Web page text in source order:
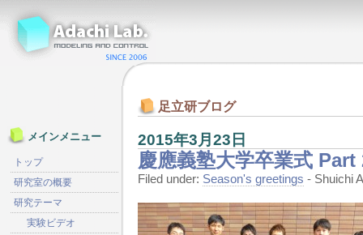
足立研ブログ
2015年3月23日
慶應義塾大学卒業式
Filed under: Season's greetings - Shuichi
メインメニュー
トップ
研究室の概要
研究テーマ
実験ビデオ